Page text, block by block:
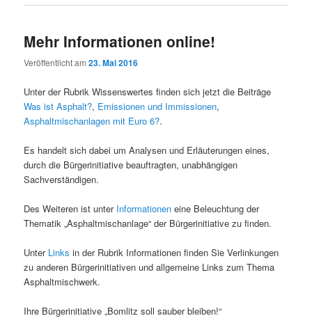
Mehr Informationen online!
Veröffentlicht am23. Mai 2016
Unter der Rubrik Wissenswertes finden sich jetzt die Beiträge
Was ist Asphalt?, Emissionen und Immissionen,
Asphaltmischanlagen mit Euro 6?.
Es handelt sich dabei um Analysen und Erläuterungen eines,
durch die Bürgerinitiative beauftragten, unabhängigen
Sachverständigen.
Des Weiteren ist unter Informationeneine Beleuchtung der
Thematik „Asphaltmischanlage“ der Bürgerinitiative zu finden.
Unter Linksin der Rubrik Informationen finden Sie Verlinkungen
zu anderen Bürgerinitiativen und allgemeine Links zum Thema
Asphaltmischwerk.
Ihre Bürgerinitiative „Bomlitz soll sauber bleiben!“